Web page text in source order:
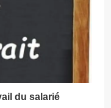
du salarié